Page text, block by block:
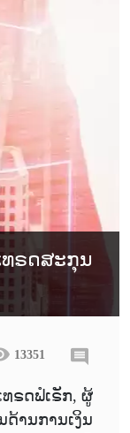
ຣດສະກຸນ
13351
ຣດຟໍເຣັກ, ຜູ້
ານການເງິນ